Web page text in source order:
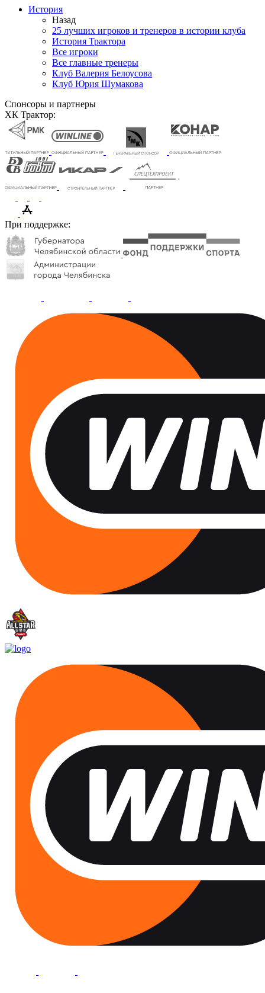
История
Назад
25 лучших игроков и тренеров в истории клуба
История Трактора
Все игроки
Все главные тренеры
Клуб Валерия Белоусова
Клуб Юрия Шумакова
Спонсоры и партнеры
ХК Трактор:
При поддержке: